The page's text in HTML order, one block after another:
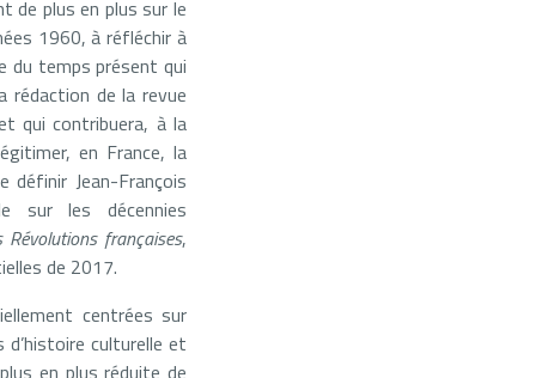
de plus en plus sur le
1960, à réfléchir à
du temps présent qui
rédaction de la revue
qui contribuera, à la
en France, la
définir Jean-François
sur les décennies
Révolutions françaises,
de 2017.
centrées sur
culturelle et